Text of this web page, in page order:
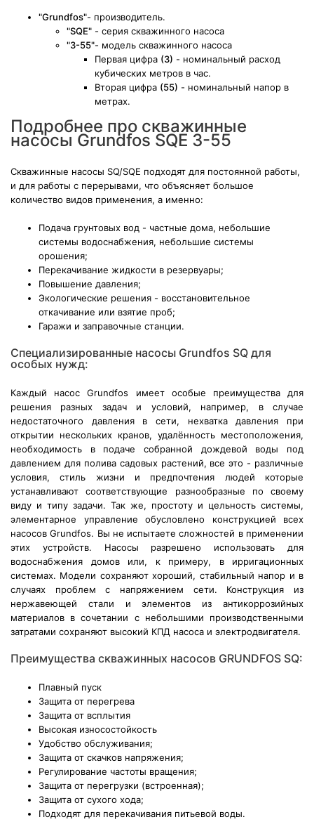
"Grundfos"- производитель.
"SQE" - серия скважинного насоса
"3-55"- модель скважинного насоса
Первая цифра (3) - номинальный расход
кубических метров в час.
Вторая цифра (55) - номинальный напор в
метрах.
Подробнее про скважинные
насосы Grundfos SQE 3-55
Скважинные насосы SQ/SQE подходят для постоянной работы,
и для работы с перерывами, что объясняет большое
количество видов применения, а именно:
Подача грунтовых вод - частные дома, небольшие
системы водоснабжения, небольшие системы
орошения;
Перекачивание жидкости в резервуары;
Повышение давления;
Экологические решения - восстановительное
откачивание или взятие проб;
Гаражи и заправочные станции.
Специализированные насосы Grundfos SQ для
особых нужд:
Каждый насос Grundfos имеет особые преимущества для
решения разных задач и условий, например, в случае
недостаточного давления в сети, нехватка давления при
открытии нескольких кранов, удалённость местоположения,
необходимость в подаче собранной дождевой воды под
давлением для полива садовых растений, все это - различные
условия, стиль жизни и предпочтения людей которые
устанавливают соответствующие разнообразные по своему
виду и типу задачи. Так же, простоту и цельность системы,
элементарное управление обусловлено конструкцией всех
насосов Grundfos. Вы не испытаете сложностей в применении
этих устройств. Насосы разрешено использовать для
водоснабжения домов или, к примеру, в ирригационных
системах. Модели сохраняют хороший, стабильный напор и в
случаях проблем с напряжением сети. Конструкция из
нержавеющей стали и элементов из антикоррозийных
материалов в сочетании с небольшими производственными
затратами сохраняют высокий КПД насоса и электродвигателя.
Преимущества скважинных насосов GRUNDFOS SQ:
Плавный пуск
Защита от перегрева
Защита от всплытия
Высокая износостойкость
Удобство обслуживания;
Защита от скачков напряжения;
Регулирование частоты вращения;
Защита от перегрузки (встроенная);
Защита от сухого хода;
Подходят для перекачивания питьевой воды.